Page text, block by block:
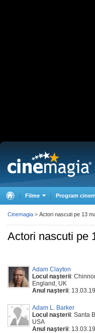
Filme Program
Actori nascuti pe
Adam Clayton
Locul naşterii:
England, UK
Anul naşterii:
Adam L. Barker
Locul naşterii: Santa
USA
Anul naşterii:
Cinemagia > Actori nascuti pe 13